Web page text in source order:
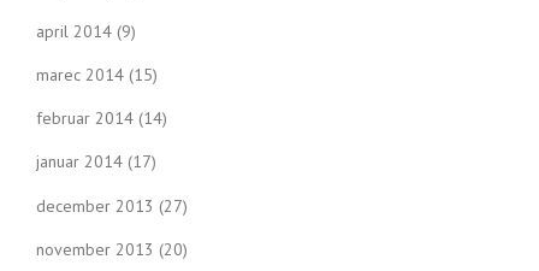
april 2014 (9)
marec 2014 (15)
februar 2014 (14)
januar 2014 (17)
december 2013 (27)
november 2013 (20)